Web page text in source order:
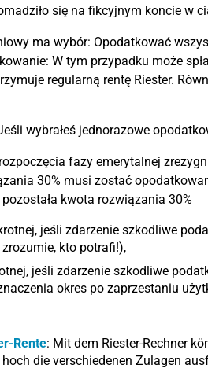
się na fikcyjnym koncie w
ma wybór: Opodatkować
W tym przypadku może
regularną rentę Riester.
wybrałeś jednorazowe
fazy emerytalnej
30% musi zostać
kwota rozwiązania 30%
jeśli zdarzenie szkodliwe
kto potrafi!),
jeśli zdarzenie szkodliwe
okres po zaprzestaniu
Rente: Mit dem Riester-Rechner
die verschiedenen Zulagen